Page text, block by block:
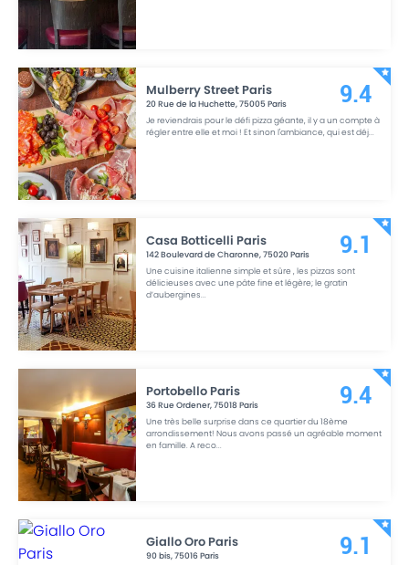
Mulberry Street Paris
20 Rue de la Huchette,75005Paris
Je reviendrais pour le défi pizza géante, il y a un compte à
régler entre elle et moi ! Et sinon l'ambiance, qui est déj...
9.4
Casa Botticelli Paris
142 Boulevard de Charonne,75020Paris
Une cuisine italienne simple et sûre , les pizzas sont
délicieuses avec une pâte fine et légère; le gratin
d’aubergines...
9.1
Portobello Paris
36 Rue Ordener,75018 Paris
Une très belle surprise dans ce quartier du 18ème
arrondissement! Nous avons passé un agréable moment
en famille. A reco...
9.4
Giallo Oro Paris
90 bis,75016Paris
9.1